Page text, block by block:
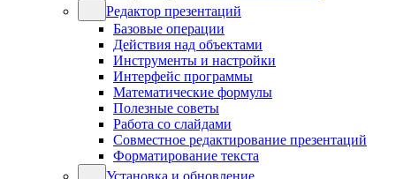
Редактор презентаций
Базовые операции
Действия над объектами
Инструменты и настройки
Интерфейс программы
Математические формулы
Полезные советы
Работа со слайдами
Совместное редактирование презентаций
Форматирование текста
Установка и обновление